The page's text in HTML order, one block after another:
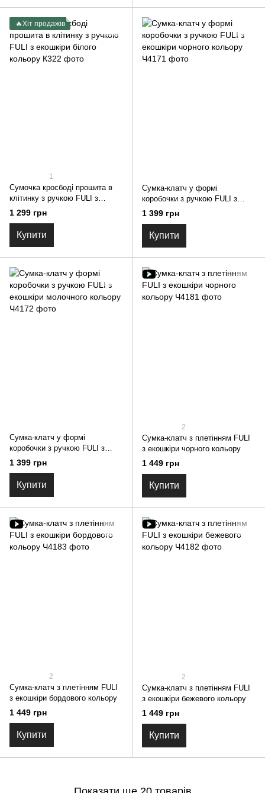
🔥Хіт продажів
1
Сумочка кросбоді прошита в
клітинку з ручкою FULI з
екошкіри білого кольору
1 299 грн
Купити
Сумка-клатч у формі
коробочки з ручкою FULI з
екошкіри чорного кольору
1 399 грн
Купити
Сумка-клатч у формі
коробочки з ручкою FULI з
екошкіри молочного кольору
1 399 грн
Купити
2
Сумка-клатч з плетінням FULI
з екошкіри чорного кольору
1 449 грн
Купити
2
Сумка-клатч з плетінням FULI
з екошкіри бордового кольору
1 449 грн
Купити
2
Сумка-клатч з плетінням FULI
з екошкіри бежевого кольору
1 449 грн
Купити